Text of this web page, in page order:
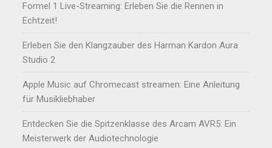
Formel 1 Live-Streaming: Erleben Sie die Rennen in
Echtzeit!
Erleben Sie den Klangzauber des Harman Kardon Aura
Studio 2
Apple Music auf Chromecast streamen: Eine Anleitung
für Musikliebhaber
Entdecken Sie die Spitzenklasse des Arcam AVR5: Ein
Meisterwerk der Audiotechnologie